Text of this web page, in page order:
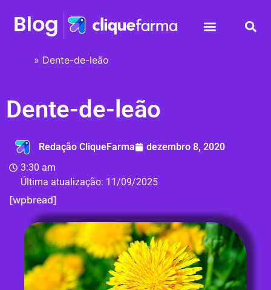
» Dente-de-leão
Dente-de-leão
Redação CliqueFarma
dezembro 8, 2020
3:30 am
Última atualização: 11/09/2025
[wpbread]